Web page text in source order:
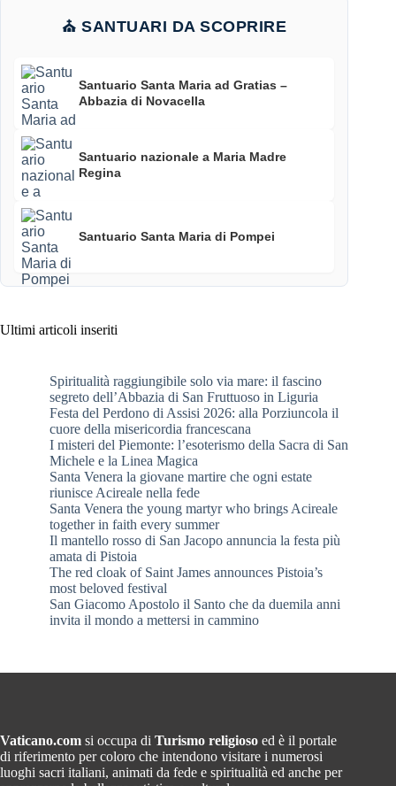
⛪ SANTUARI DA SCOPRIRE
Santuario Santa Maria ad Gratias –
Abbazia di Novacella
Santuario nazionale a Maria Madre
Regina
Santuario Santa Maria di Pompei
Ultimi articoli inseriti
Spiritualità raggiungibile solo via mare: il fascino
segreto dell’Abbazia di San Fruttuoso in Liguria
Festa del Perdono di Assisi 2026: alla Porziuncola il
cuore della misericordia francescana
I misteri del Piemonte: l’esoterismo della Sacra di San
Michele e la Linea Magica
Santa Venera la giovane martire che ogni estate
riunisce Acireale nella fede
Santa Venera the young martyr who brings Acireale
together in faith every summer
Il mantello rosso di San Jacopo annuncia la festa più
amata di Pistoia
The red cloak of Saint James announces Pistoia’s
most beloved festival
San Giacomo Apostolo il Santo che da duemila anni
invita il mondo a mettersi in cammino
Vaticano.com si occupa di Turismo religioso ed è il portale
di riferimento per coloro che intendono visitare i numerosi
luoghi sacri italiani, animati da fede e spiritualità ed anche per